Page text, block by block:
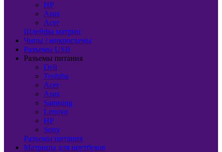
HP
Asus
Acer
Шлейфы матриц
Чипы / микросхемы
Разъемы USB
Разъемы питания
Dell
Toshiba
Acer
Asus
Samsung
Lenovo
HP
Sony
Разъемы питания
Матрицы для ноутбуков